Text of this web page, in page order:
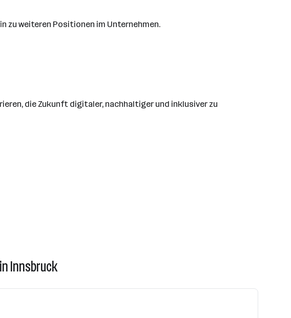
zu weiteren Positionen im Unternehmen.
die Zukunft digitaler, nachhaltiger und inklusiver zu
Innsbruck